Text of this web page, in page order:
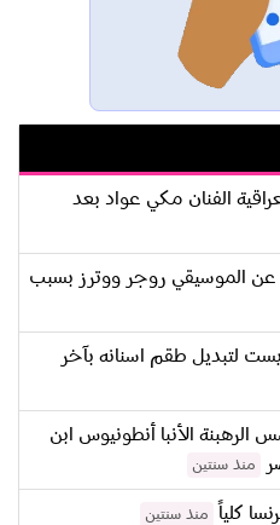
الفنان مكي عواد بعد
الموسيقي روجر ووترز بسبب
لتبديل طقم اسنانه بآخر
الأنبا أنطونيوس ابن
منذ سنتين
كلياً منذ سنتين